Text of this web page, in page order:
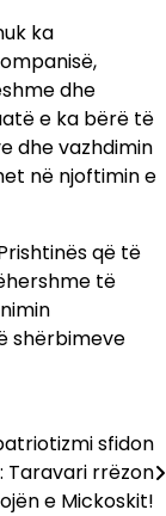
ka
dhe
e ka bërë të
dhe vazhdimin
në njoftimin e
që të
të
shërbimeve
sfidon
Taravari rrëzon
e Mickoskit!